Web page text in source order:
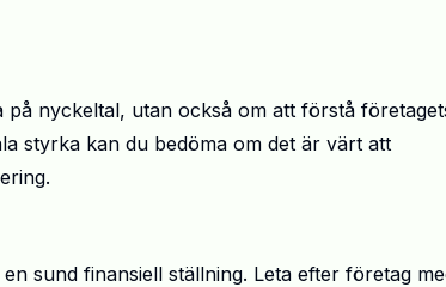
nyckeltal, utan också om att förstå
styrka kan du bedöma om det är värt att
sund finansiell ställning. Leta efter företag